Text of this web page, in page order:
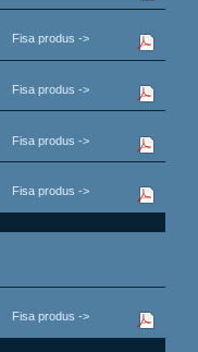
Fisa produs ->
Fisa produs ->
Fisa produs ->
Fisa produs ->
Fisa produs ->